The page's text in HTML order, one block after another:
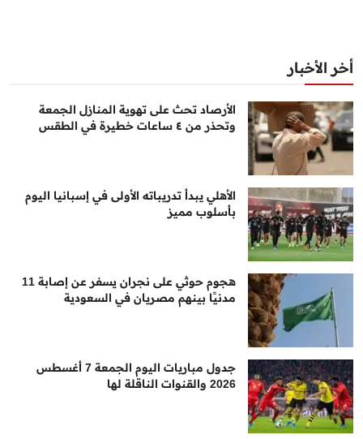
أخر الأخبار
الأرصاد تحث على تهوية المنازل الجمعة
وتحذر من ٤ ساعات خطيرة في الطقس
الأهلي يبدأ تدريباته الأولى في إسبانيا اليوم
بأسلوب مميز
هجوم حوثي على نجران يسفر عن إصابة 11
مدنيًا بينهم مصريان في السعودية
جدول مباريات اليوم الجمعة 7 أغسطس
2026 والقنوات الناقلة لها